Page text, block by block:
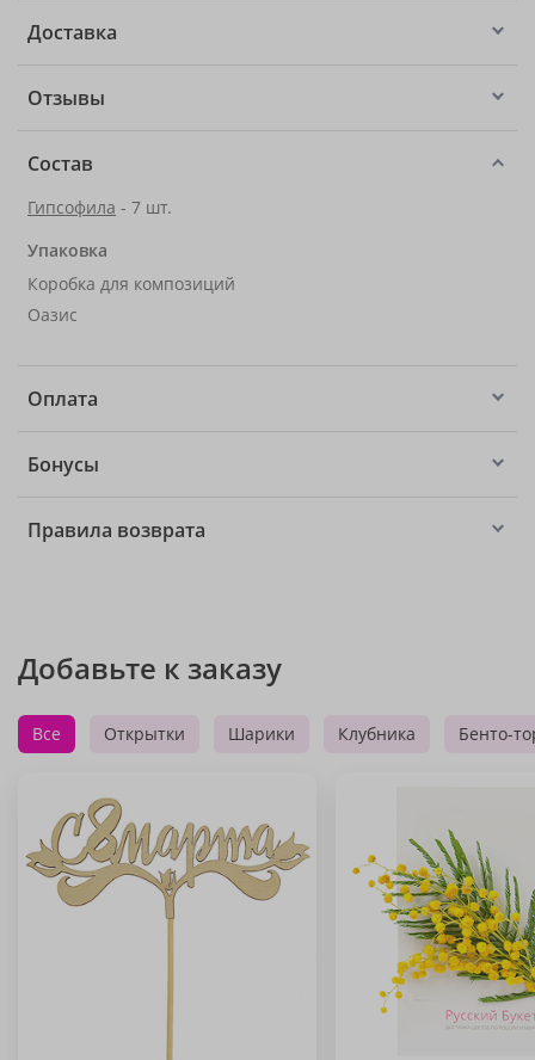
Доставка
Отзывы
Состав
Гипсофила - 7 шт.
Упаковка
Коробка для композиций
Оазис
Оплата
Бонусы
Правила возврата
Добавьте к заказу
Все Открытки Шарики Клубника Бенто-